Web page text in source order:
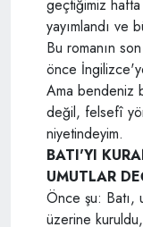
geçtiğimiz hafta
yayımlandı ve
Bu romanın
önce
Ama bendeniz
değil, felsefî
niyetindeyim.
BATI'YI
UMUTLAR
Önce şu: Batı,
üzerine